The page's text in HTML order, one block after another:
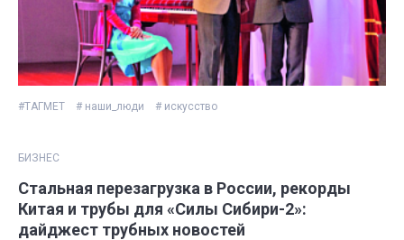
#ТАГМЕТ # наши_люди # искусство
БИЗНЕС
Стальная перезагрузка в России, рекорды
Китая и трубы для «Силы Сибири-2»:
дайджест трубных новостей